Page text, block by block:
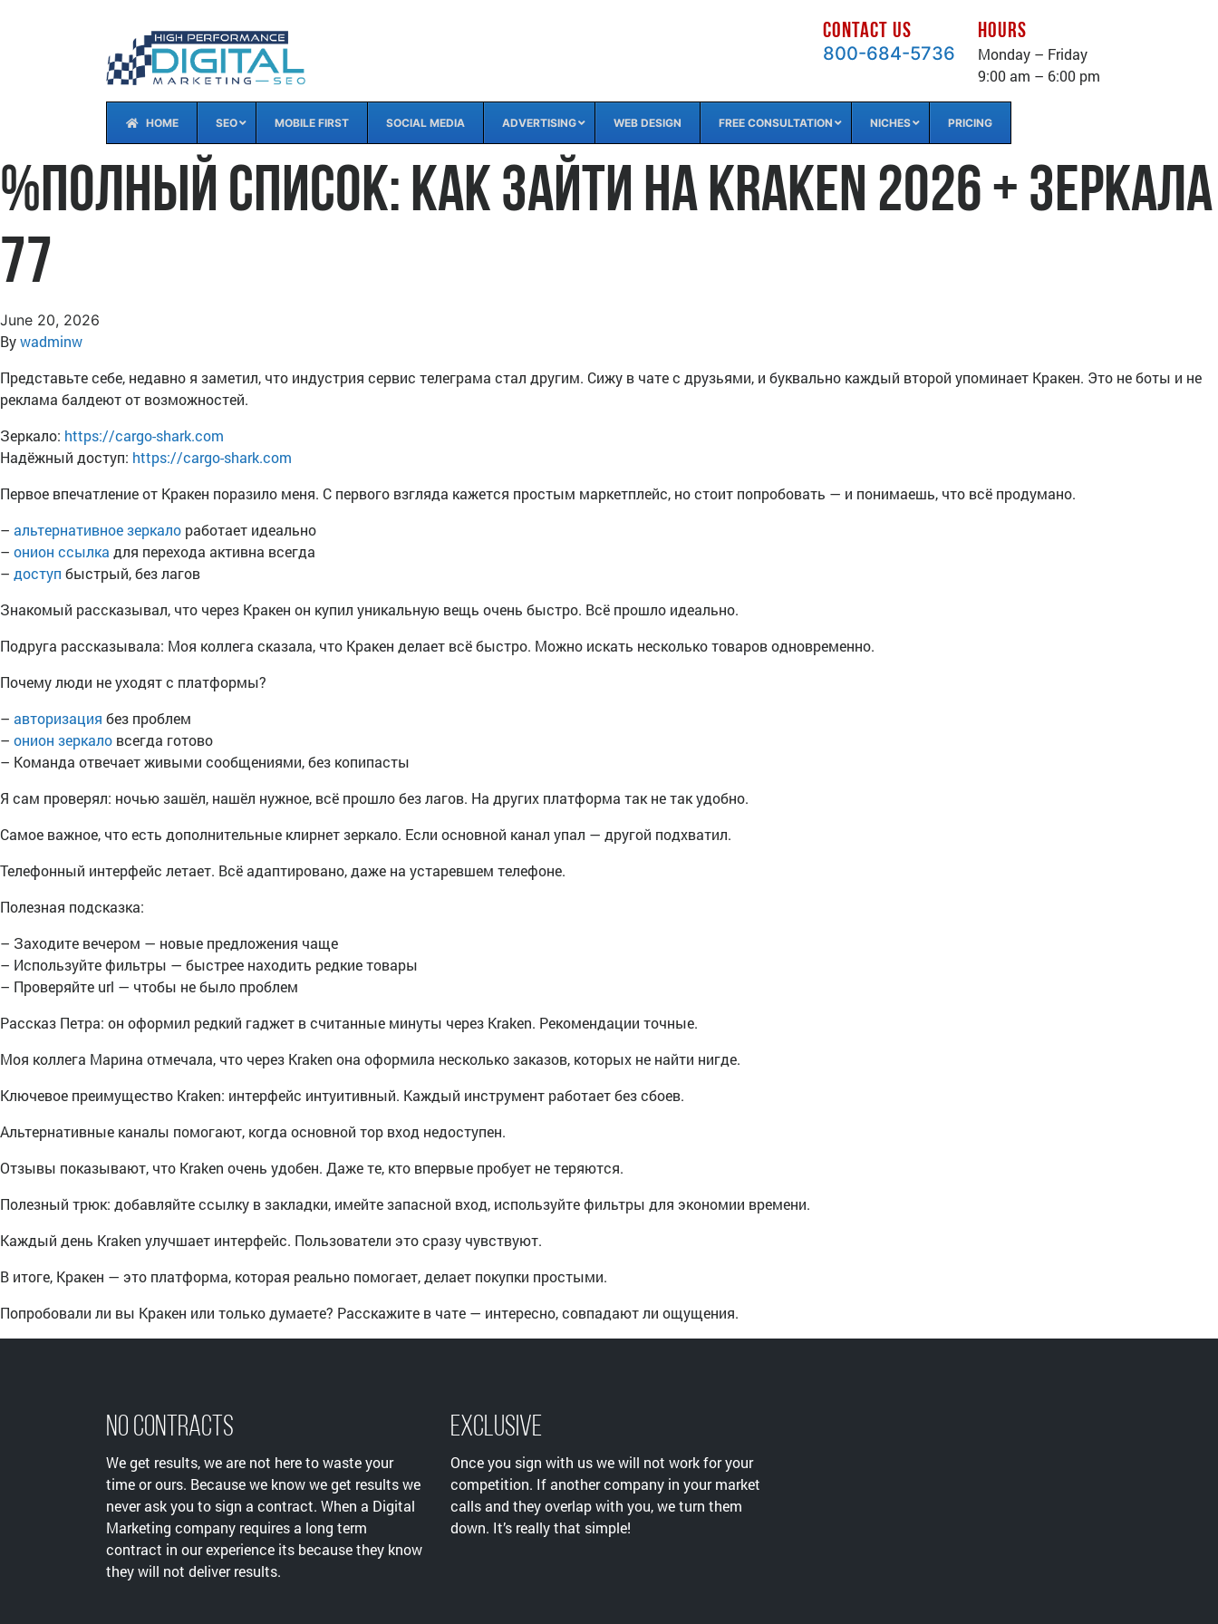
CONTACT US
800-684-5736
HOURS
Monday – Friday
9:00 am – 6:00 pm
HOME SEO MOBILE FIRST SOCIAL MEDIA ADVERTISING WEB DESIGN FREE CONSULTATION NICHES PRICING
%Полный список: как зайти на Kraken 2026 + зеркала
77
June 20, 2026
Bywadminw
Представьте себе, недавно я заметил, что индустрия сервис телеграма стал другим. Сижу в чате с друзьями, и буквально каждый второй упоминает Кракен. Это не боты и не
реклама балдеют от возможностей.
Зеркало: https://cargo-shark.com
Надёжный доступ: https://cargo-shark.com
Первое впечатление от Кракен поразило меня. С первого взгляда кажется простым маркетплейс, но стоит попробовать — и понимаешь, что всё продумано.
– альтернативное зеркало работает идеально
– онион ссылка для перехода активна всегда
– доступ быстрый, без лагов
Знакомый рассказывал, что через Кракен он купил уникальную вещь очень быстро. Всё прошло идеально.
Подруга рассказывала: Моя коллега сказала, что Кракен делает всё быстро. Можно искать несколько товаров одновременно.
Почему люди не уходят с платформы?
– авторизация без проблем
– онион зеркало всегда готово
– Команда отвечает живыми сообщениями, без копипасты
Я сам проверял: ночью зашёл, нашёл нужное, всё прошло без лагов. На других платформа так не так удобно.
Самое важное, что есть дополнительные клирнет зеркало. Если основной канал упал — другой подхватил.
Телефонный интерфейс летает. Всё адаптировано, даже на устаревшем телефоне.
Полезная подсказка:
– Заходите вечером — новые предложения чаще
– Используйте фильтры — быстрее находить редкие товары
– Проверяйте url — чтобы не было проблем
Рассказ Петра: он оформил редкий гаджет в считанные минуты через Kraken. Рекомендации точные.
Моя коллега Марина отмечала, что через Kraken она оформила несколько заказов, которых не найти нигде.
Ключевое преимущество Kraken: интерфейс интуитивный. Каждый инструмент работает без сбоев.
Альтернативные каналы помогают, когда основной тор вход недоступен.
Отзывы показывают, что Kraken очень удобен. Даже те, кто впервые пробует не теряются.
Полезный трюк: добавляйте ссылку в закладки, имейте запасной вход, используйте фильтры для экономии времени.
Каждый день Kraken улучшает интерфейс. Пользователи это сразу чувствуют.
В итоге, Кракен — это платформа, которая реально помогает, делает покупки простыми.
Попробовали ли вы Кракен или только думаете? Расскажите в чате — интересно, совпадают ли ощущения.
No Contracts
We get results, we are not here to waste your
time or ours. Because we know we get results we
never ask you to sign a contract. When a Digital
Marketing company requires a long term
contract in our experience its because they know
they will not deliver results.
Exclusive
Once you sign with us we will not work for your
competition. If another company in your market
calls and they overlap with you, we turn them
down. It’s really that simple!